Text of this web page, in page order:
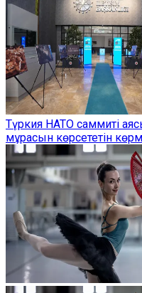
Түркия НАТО саммиті
мұрасын көрсететін